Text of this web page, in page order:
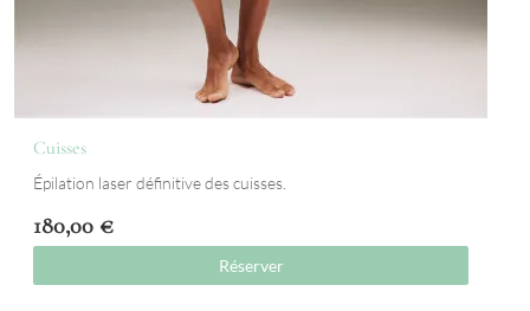
Cuisses
Épilation laser définitive des cuisses.
180,00 €
Réserver